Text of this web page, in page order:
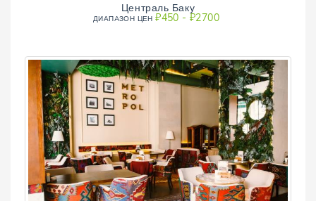
Централь Баку
ДИАПAЗОН ЦЕН₽450 - ₽2700